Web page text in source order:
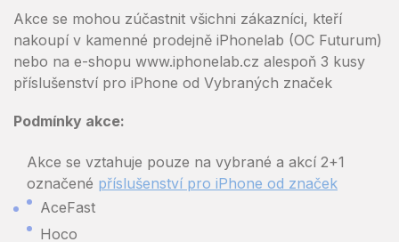
Akce se mohou zúčastnit všichni zákazníci, kteří
nakoupí v kamenné prodejně iPhonelab (OC Futurum)
nebo na e-shopu www.iphonelab.cz alespoň 3 kusy
příslušenství pro iPhone od Vybraných značek
Podmínky akce:
Akce se vztahuje pouze na vybrané a akcí 2+1
označené příslušenství pro iPhone od značek
AceFast
Hoco